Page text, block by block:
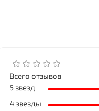
Всего отзывов
5 звезд
4 звезды